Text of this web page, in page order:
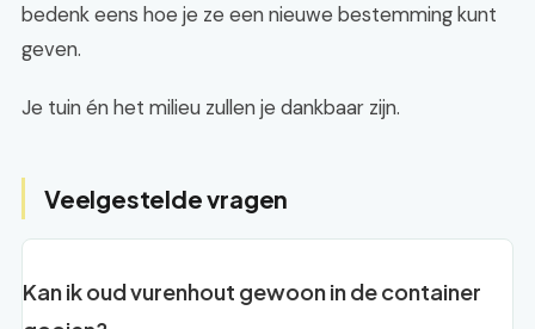
bedenk eens hoe je ze een nieuwe bestemming kunt
geven.
Je tuin én het milieu zullen je dankbaar zijn.
Veelgestelde vragen
Kan ik oud vurenhout gewoon in de container